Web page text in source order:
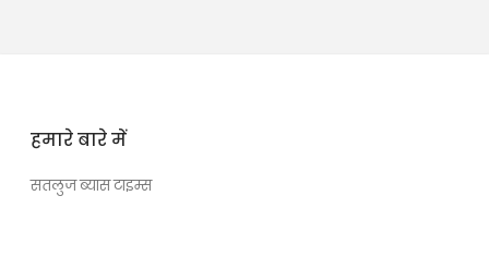
हमारे बारे में
सतलुज ब्यास टाइम्स